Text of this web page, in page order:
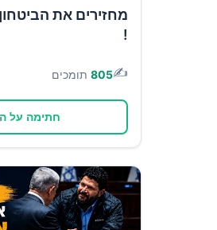
מחזירים את
!
✍️
805 תומכים
חתימה על